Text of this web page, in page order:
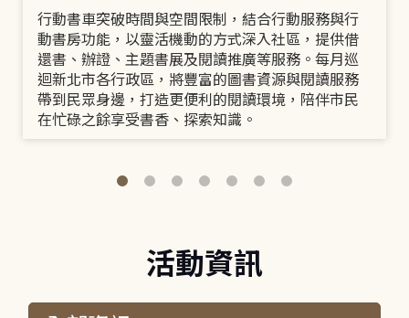
行動書車突破時間與空間限制，結合行動服務與行
動書房功能，以靈活機動的方式深入社區，提供借
還書、辦證、主題書展及閱讀推廣等服務。每月巡
迴新北市各行政區，將豐富的圖書資源與閱讀服務
帶到民眾身邊，打造更便利的閱讀環境，陪伴市民
在忙碌之餘享受書香、探索知識。
活動資訊